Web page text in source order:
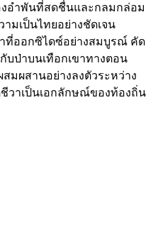
งอำพันที่สดชื่นและกลมกล่อม
มเป็นไทยอย่างชัดเจน
าที่ออกซิไดซ์อย่างสมบูรณ์ คัด
บป่าบนเทือกเขาทางตอน
สมผสานอย่างลงตัวระหว่าง
วาเป็นเอกลักษณ์ของท้องถิ่น